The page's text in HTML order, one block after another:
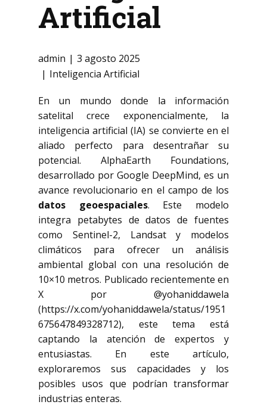
Artificial
admin
3 agosto 2025
Inteligencia Artificial
En un mundo donde la información
satelital crece exponencialmente, la
inteligencia artificial (IA) se convierte en el
aliado perfecto para desentrañar su
potencial. AlphaEarth Foundations,
desarrollado por Google DeepMind, es un
avance revolucionario en el campo de los
datos geoespaciales. Este modelo
integra petabytes de datos de fuentes
como Sentinel-2, Landsat y modelos
climáticos para ofrecer un análisis
ambiental global con una resolución de
10×10 metros. Publicado recientemente en
X por @yohaniddawela
(https://x.com/yohaniddawela/status/1951
675647849328712), este tema está
captando la atención de expertos y
entusiastas. En este artículo,
exploraremos sus capacidades y los
posibles usos que podrían transformar
industrias enteras.